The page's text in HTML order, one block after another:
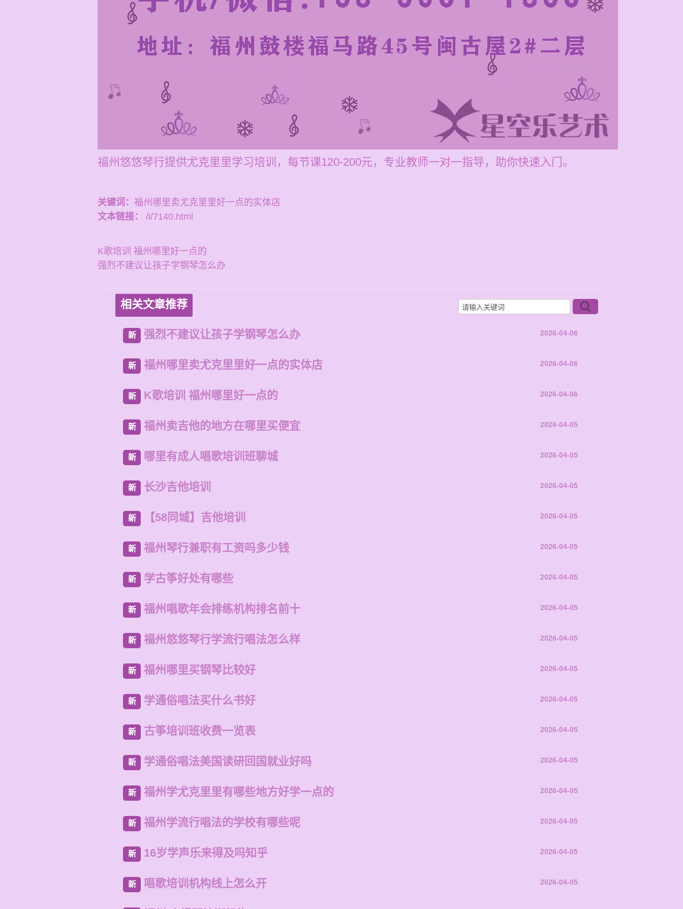
福州悠悠琴行提供尤克里里学习培训，每节课120-200元，专业教师一对一指导，助你快速入门。
关键词： 福州哪里卖尤克里里好一点的实体店
文本链接：
/i/7140.html
K歌培训 福州哪里好一点的
强烈不建议让孩子学钢琴怎么办
相关文章推荐
新 强烈不建议让孩子学钢琴怎么办 2026-04-06
新 福州哪里卖尤克里里好一点的实体店 2026-04-06
新 K歌培训 福州哪里好一点的 2026-04-06
新 福州卖吉他的地方在哪里买便宜 2026-04-05
新 哪里有成人唱歌培训班聊城 2026-04-05
新 长沙吉他培训 2026-04-05
新 【58同城】吉他培训 2026-04-05
新 福州琴行兼职有工资吗多少钱 2026-04-05
新 学古筝好处有哪些 2026-04-05
新 福州唱歌年会排练机构排名前十 2026-04-05
新 福州悠悠琴行学流行唱法怎么样 2026-04-05
新 福州哪里买钢琴比较好 2026-04-05
新 学通俗唱法买什么书好 2026-04-05
新 古筝培训班收费一览表 2026-04-05
新 学通俗唱法美国读研回国就业好吗 2026-04-05
新 福州学尤克里里有哪些地方好学一点的 2026-04-05
新 福州学流行唱法的学校有哪些呢 2026-04-05
新 16岁学声乐来得及吗知乎 2026-04-05
新 唱歌培训机构线上怎么开 2026-04-05